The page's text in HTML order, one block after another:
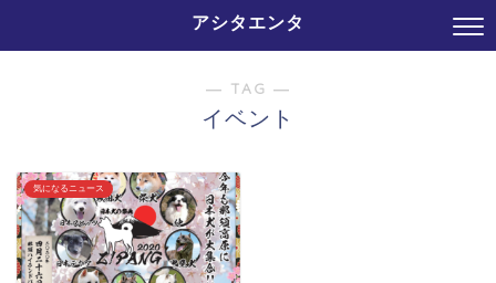
アシタエンタ
― TAG ―
イベント
気になるニュース